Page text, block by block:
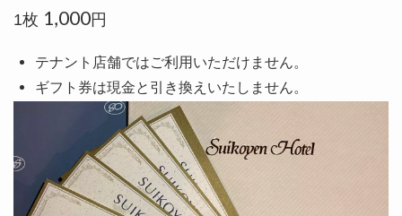
1枚 1,000円
テナント店舗ではご利用いただけません。
ギフト券は現金と引き換えいたしません。